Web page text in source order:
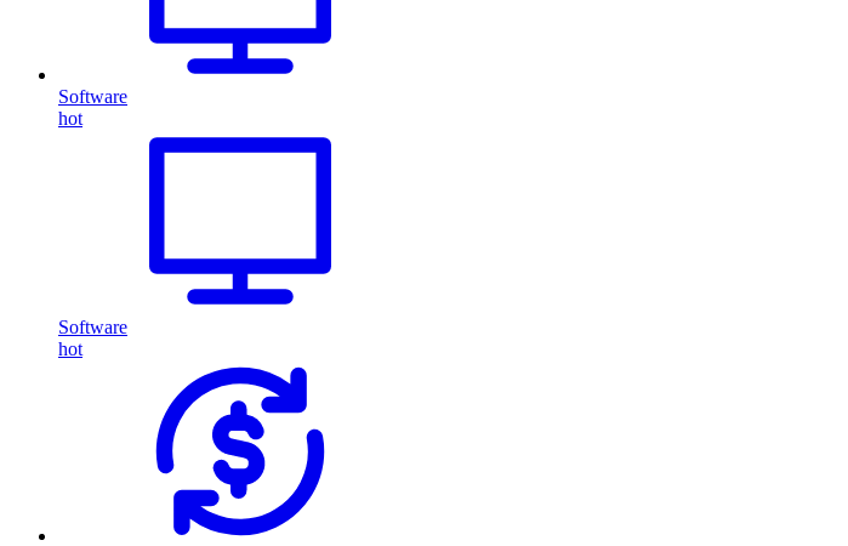
Software
hot
Software
hot